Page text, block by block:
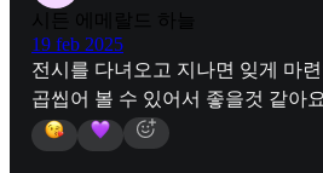
시든 에메랄드 하늘
19 feb 2025
전시를 다녀오고 지나면 잊게 마
곱씹어 볼 수 있어서 좋을것 같아